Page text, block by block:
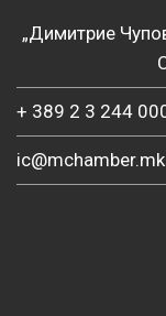
„Димитрие
+ 389 2 3 244
ic@mchamber.mk